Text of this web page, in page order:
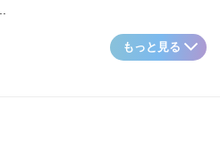
もっと見る